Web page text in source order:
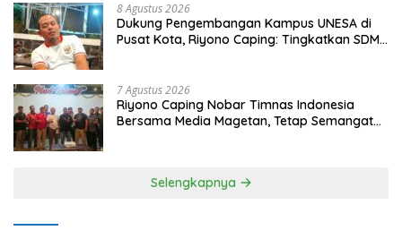
8 Agustus 2026
Dukung Pengembangan Kampus UNESA di
Pusat Kota, Riyono Caping: Tingkatkan SDM
7 Agustus 2026
Riyono Caping Nobar Timnas Indonesia
Bersama Media Magetan, Tetap Semangat
Selengkapnya